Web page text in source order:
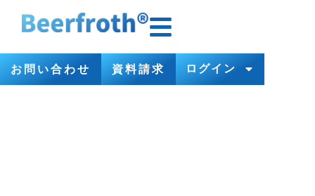
お問い合わせ 資料請求 ログイン